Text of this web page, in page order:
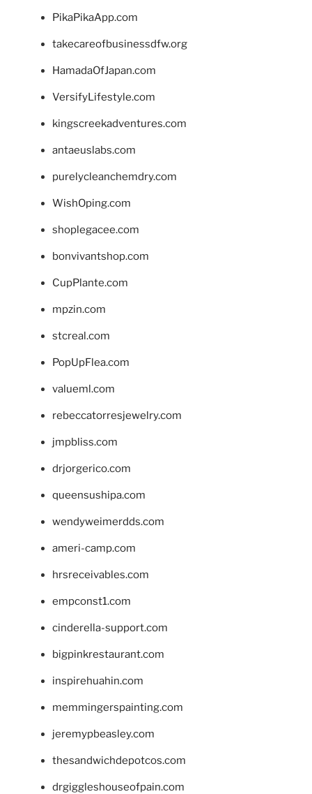
PikaPikaApp.com
takecareofbusinessdfw.org
HamadaOfJapan.com
VersifyLifestyle.com
kingscreekadventures.com
antaeuslabs.com
purelycleanchemdry.com
WishOping.com
shoplegacee.com
bonvivantshop.com
CupPlante.com
mpzin.com
stcreal.com
PopUpFlea.com
valueml.com
rebeccatorresjewelry.com
jmpbliss.com
drjorgerico.com
queensushipa.com
wendyweimerdds.com
ameri-camp.com
hrsreceivables.com
empconst1.com
cinderella-support.com
bigpinkrestaurant.com
inspirehuahin.com
memmingerspainting.com
jeremypbeasley.com
thesandwichdepotcos.com
drgiggleshouseofpain.com